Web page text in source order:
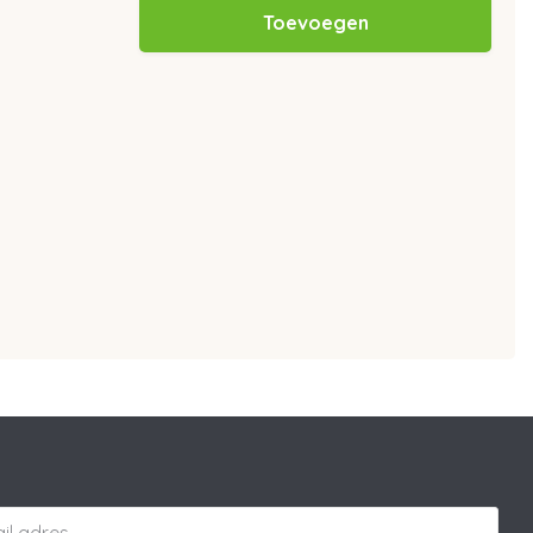
Toevoegen